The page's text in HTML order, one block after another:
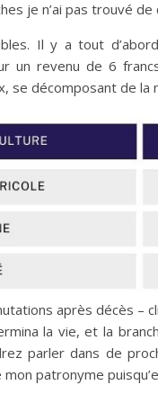
je n’ai pas trouvé de
Il y a tout
un revenu de 6
se décomposant de la
après décès –
la vie, et la
parler dans de
mon patronyme